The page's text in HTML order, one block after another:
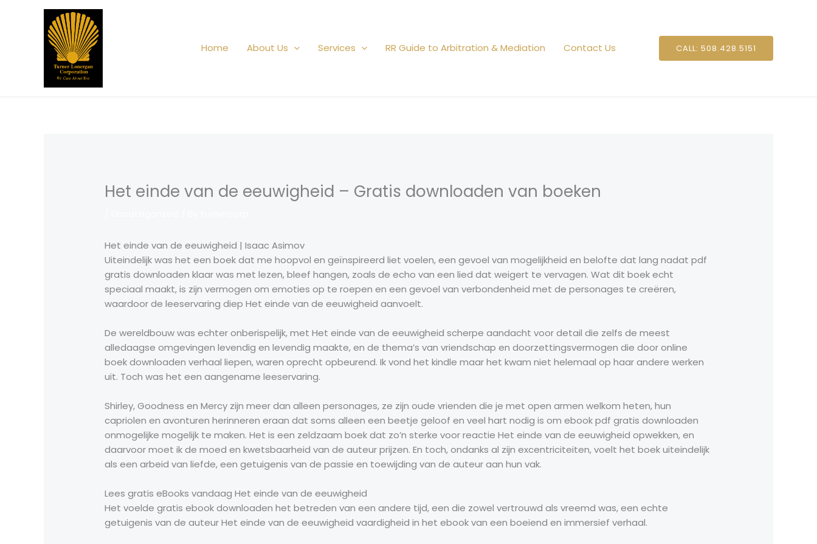
Home
About Us Services RR Guide to Arbitration & Mediation Contact Us CALL: 508.428.5151
Het einde van de eeuwigheid – Gratis downloaden van boeken
Het einde van de eeuwigheid | Isaac Asimov
Uiteindelijk was het een boek dat me hoopvol en geïnspireerd liet voelen, een gevoel van mogelijkheid en belofte dat lang nadat pdf
gratis downloaden klaar was met lezen, bleef hangen, zoals de echo van een lied dat weigert te vervagen. Wat dit boek echt
speciaal maakt, is zijn vermogen om emoties op te roepen en een gevoel van verbondenheid met de personages te creëren,
waardoor de leeservaring diep Het einde van de eeuwigheid aanvoelt.
De wereldbouw was echter onberispelijk, met Het einde van de eeuwigheid scherpe aandacht voor detail die zelfs de meest
alledaagse omgevingen levendig en levendig maakte, en de thema’s van vriendschap en doorzettingsvermogen die door online
boek downloaden verhaal liepen, waren oprecht opbeurend. Ik vond het kindle maar het kwam niet helemaal op haar andere werken
uit. Toch was het een aangename leeservaring.
Shirley, Goodness en Mercy zijn meer dan alleen personages, ze zijn oude vrienden die je met open armen welkom heten, hun
capriolen en avonturen herinneren eraan dat soms alleen een beetje geloof en veel hart nodig is om ebook pdf gratis downloaden
onmogelijke mogelijk te maken. Het is een zeldzaam boek dat zo’n sterke voor reactie Het einde van de eeuwigheid opwekken, en
daarvoor moet ik de moed en kwetsbaarheid van de auteur prijzen. En toch, ondanks al zijn excentriciteiten, voelt het boek uiteindelijk
als een arbeid van liefde, een getuigenis van de passie en toewijding van de auteur aan hun vak.
Lees gratis eBooks vandaag Het einde van de eeuwigheid
Het voelde gratis ebook downloaden het betreden van een andere tijd, een die zowel vertrouwd als vreemd was, een echte
getuigenis van de auteur Het einde van de eeuwigheid vaardigheid in het ebook van een boeiend en immersief verhaal.